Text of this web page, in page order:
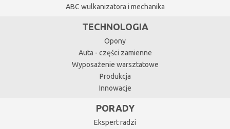
ABC wulkanizatora i mechanika
TECHNOLOGIA
Opony
Auta - części zamienne
Wyposażenie warsztatowe
Produkcja
Innowacje
PORADY
Ekspert radzi